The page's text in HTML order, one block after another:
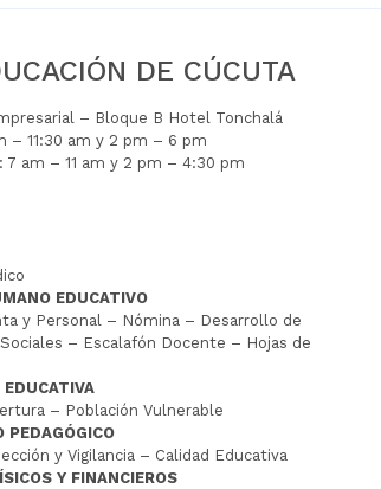
DE CÚCUTA
– Bloque B Hotel Tonchalá
– 11:30 am y 2 pm – 6 pm
7 am – 11 am y 2 pm – 4:30 pm
EDUCATIVO
y Personal – Nómina – Desarrollo de
– Escalafón Docente – Hojas de
EDUCATIVA
– Población Vulnerable
PEDAGÓGICO
y Vigilancia – Calidad Educativa
Y FINANCIEROS